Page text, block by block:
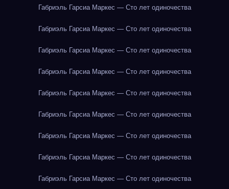
Габриэль Гарсиа Маркес — Сто лет одиночества
Габриэль Гарсиа Маркес — Сто лет одиночества
Габриэль Гарсиа Маркес — Сто лет одиночества
Габриэль Гарсиа Маркес — Сто лет одиночества
Габриэль Гарсиа Маркес — Сто лет одиночества
Габриэль Гарсиа Маркес — Сто лет одиночества
Габриэль Гарсиа Маркес — Сто лет одиночества
Габриэль Гарсиа Маркес — Сто лет одиночества
Габриэль Гарсиа Маркес — Сто лет одиночества